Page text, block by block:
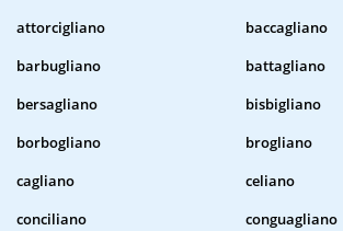
attorcigliano
baccagliano
barbugliano
battagliano
bersagliano
bisbigliano
borbogliano
brogliano
cagliano
celiano
conciliano
conguagliano